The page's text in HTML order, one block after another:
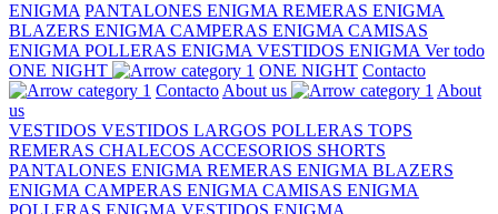
ENIGMA PANTALONES ENIGMA REMERAS ENIGMA
BLAZERS ENIGMA CAMPERAS ENIGMA CAMISAS
ENIGMA POLLERAS ENIGMA VESTIDOS ENIGMA Ver todo
ONE NIGHT
ONE NIGHT Contacto
Contacto About us
About
us
VESTIDOS VESTIDOS LARGOS POLLERAS TOPS
REMERAS CHALECOS ACCESORIOS SHORTS
PANTALONES ENIGMA REMERAS ENIGMA BLAZERS
ENIGMA CAMPERAS ENIGMA CAMISAS ENIGMA
POLLERAS ENIGMA VESTIDOS ENIGMA